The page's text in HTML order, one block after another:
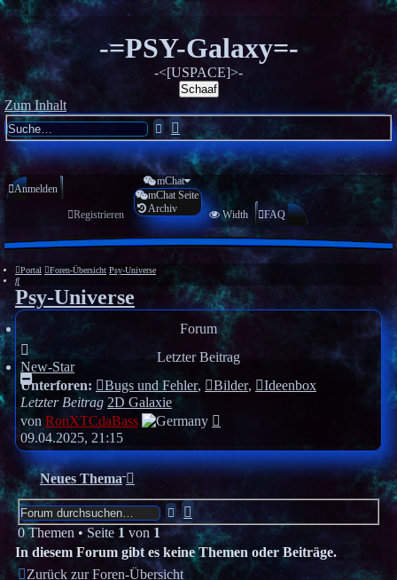
-=PSY-Galaxy=-
-<[USPACE]>-
Schaaf
Zum Inhalt
SucheErweiterte
Suche
Anmelden
Registrieren
mChat
mChat Seite
Archiv
Width FAQ
Portal Foren-Übersicht Psy-Universe
Suche
Psy-Universe
Forum
Letzter Beitrag
New-Star
Unterforen:
Bugs und Fehler, Bilder,
Ideenbox
Letzter Beitrag 2D Galaxie
von RonXTCdaBass
09.04.2025, 21:15
Neues Thema
SucheErweiterte
Suche
0 Themen • Seite 1 von 1
In diesem Forum gibt es keine Themen oder Beiträge.
Zurück zur Foren-Übersicht